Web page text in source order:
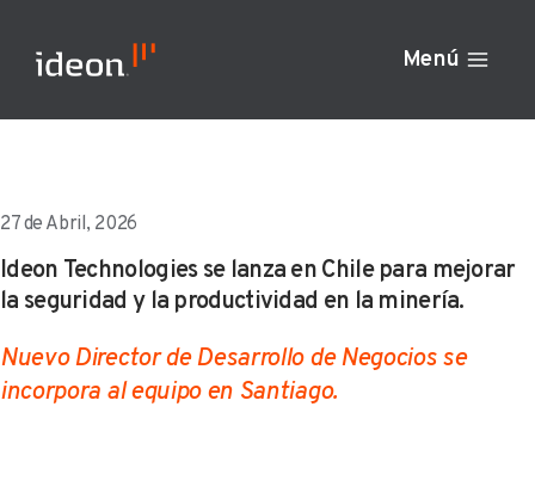
contenido
Menú
27 de Abril, 2026
Ideon Technologies se lanza en Chile para mejorar
la seguridad y la productividad en la minería.
Nuevo Director de Desarrollo de Negocios se
incorpora al equipo en Santiago.